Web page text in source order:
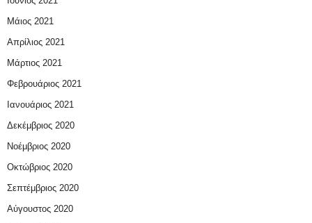
Μάιος 2021
Απρίλιος 2021
Μάρτιος 2021
Φεβρουάριος 2021
Ιανουάριος 2021
Δεκέμβριος 2020
Νοέμβριος 2020
Οκτώβριος 2020
Σεπτέμβριος 2020
Αύγουστος 2020